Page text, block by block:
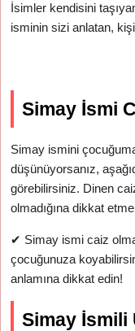
İsimler kendisini
isminin sizi anlatan,
Simay İsmi
Simay ismini
düşünüyorsanız,
görebilirsiniz. Dinen
olmadığına dikkat
✔ Simay ismi caiz
çocuğunuza
anlamına dikkat edin!
Simay İsmili